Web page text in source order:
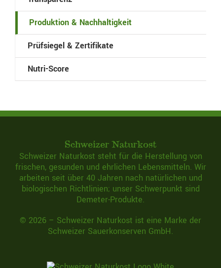
Produktion & Nachhaltigkeit
Prüfsiegel & Zertifikate
Nutri-Score
Schweizer Naturkost
Schweizer Naturkost steht für die Herstellung von
frischen, gesunden und ehrlichen Lebensmitteln. Wir
arbeiten seit über 40 Jahren nach natürlichen und
biologischen Richtlinien; unser Schwerpunkt sind
Demeter-Produkte.
© 2026 – Schweizer Naturkost ist eine Marke der
Schweizer Sauerkonserven GmbH.